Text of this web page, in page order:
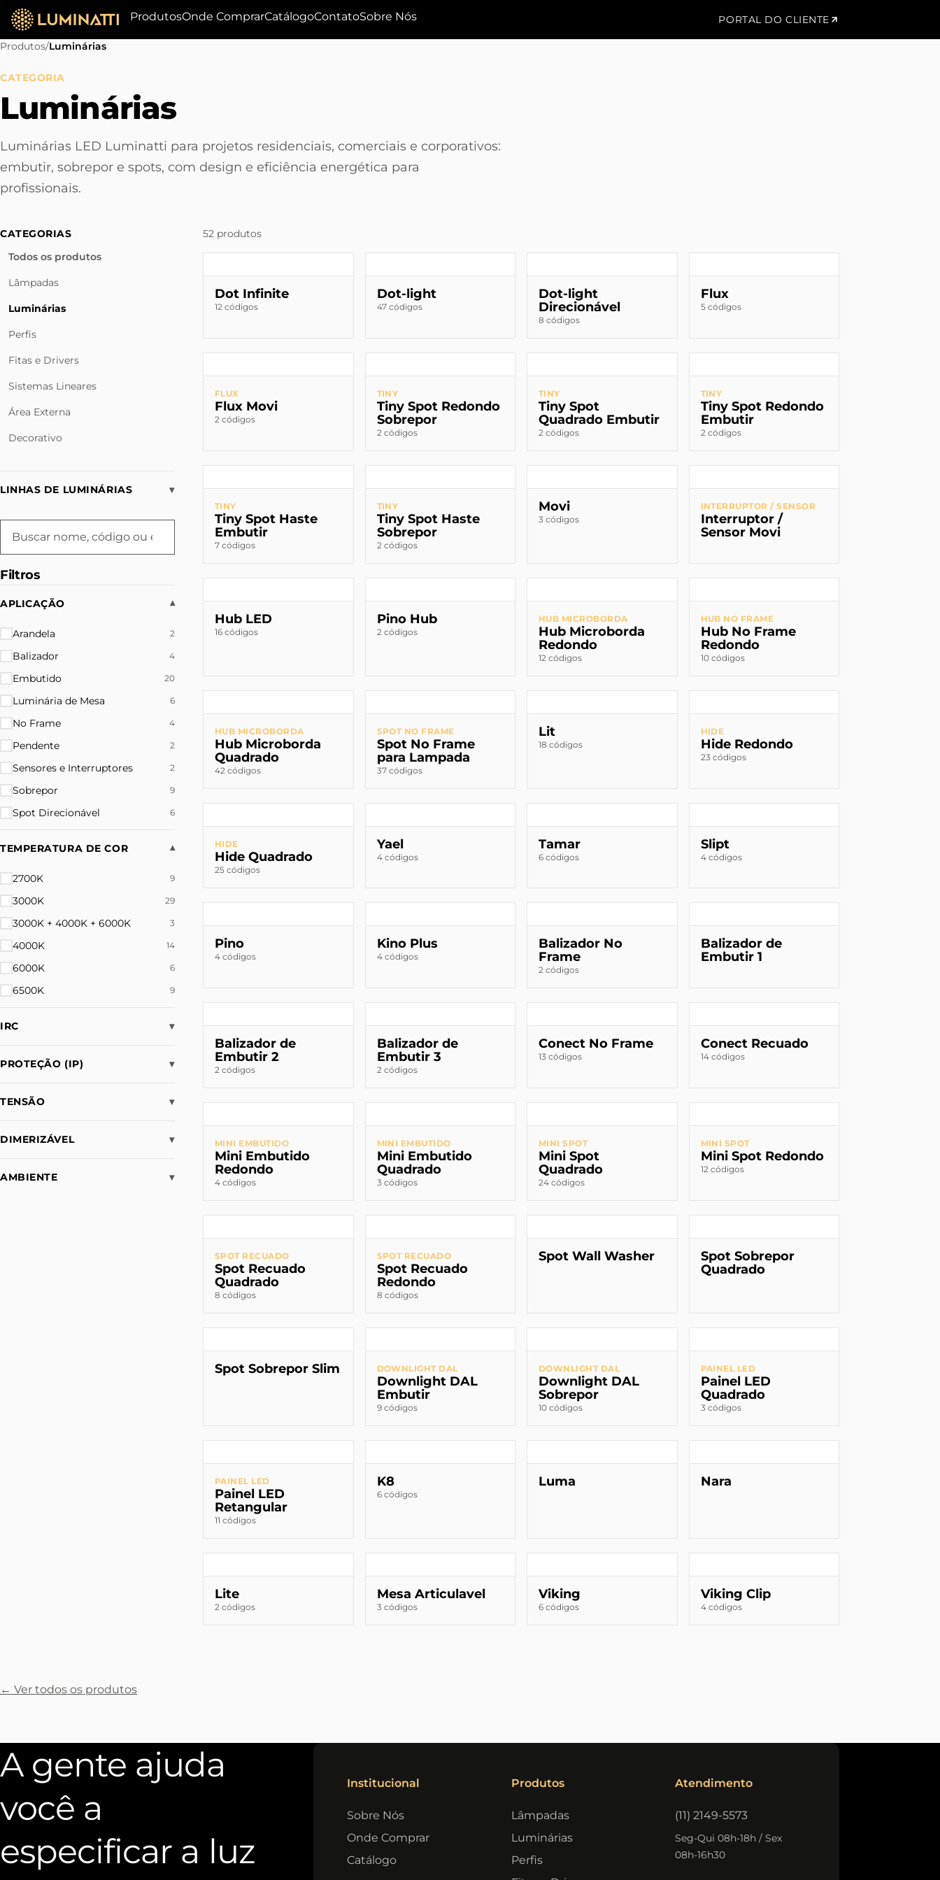
ProdutosOnde ComprarCatálogoContatoSobre Nós PORTAL DO CLIENTE
Produtos/Luminárias
CATEGORIA
Luminárias
Luminárias LED Luminatti para projetos residenciais, comerciais e corporativos:
embutir, sobrepor e spots, com design e eficiência energética para
profissionais.
CATEGORIAS
Todos os produtos
Lâmpadas
Luminárias
Perfis
Fitas e Drivers
Sistemas Lineares
Área Externa
Decorativo
LINHAS DE LUMINÁRIAS ▾
Filtros
APLICAÇÃO ▾
Arandela 2
Balizador 4
Embutido 20
Luminária de Mesa 6
No Frame 4
Pendente 2
Sensores e Interruptores 2
Sobrepor 9
Spot Direcionável 6
TEMPERATURA DE COR ▾
2700K 9
3000K 29
3000K + 4000K + 6000K 3
4000K 14
6000K 6
6500K 9
IRC ▾
PROTEÇÃO (IP) ▾
TENSÃO ▾
DIMERIZÁVEL ▾
AMBIENTE ▾
52 produtos
Dot Infinite
12 códigos
Dot-light
47 códigos
Dot-light
Direcionável
8 códigos
Flux
5 códigos
FLUX
Flux Movi
2 códigos
TINY
Tiny Spot Redondo
Sobrepor
2 códigos
TINY
Tiny Spot
Quadrado Embutir
2 códigos
TINY
Tiny Spot Redondo
Embutir
2 códigos
TINY
Tiny Spot Haste
Embutir
7 códigos
TINY
Tiny Spot Haste
Sobrepor
2 códigos
Movi
3 códigos
INTERRUPTOR / SENSOR
Interruptor /
Sensor Movi
Hub LED
16 códigos
Pino Hub
2 códigos
HUB MICROBORDA
Hub Microborda
Redondo
12 códigos
HUB NO FRAME
Hub No Frame
Redondo
10 códigos
HUB MICROBORDA
Hub Microborda
Quadrado
42 códigos
SPOT NO FRAME
Spot No Frame
para Lampada
37 códigos
Lit
18 códigos
HIDE
Hide Redondo
23 códigos
HIDE
Hide Quadrado
25 códigos
Yael
4 códigos
Tamar
6 códigos
Slipt
4 códigos
Pino
4 códigos
Kino Plus
4 códigos
Balizador No
Frame
2 códigos
Balizador de
Embutir 1
Balizador de
Embutir 2
2 códigos
Balizador de
Embutir 3
2 códigos
Conect No Frame
13 códigos
Conect Recuado
14 códigos
MINI EMBUTIDO
Mini Embutido
Redondo
4 códigos
MINI EMBUTIDO
Mini Embutido
Quadrado
3 códigos
MINI SPOT
Mini Spot
Quadrado
24 códigos
MINI SPOT
Mini Spot Redondo
12 códigos
SPOT RECUADO
Spot Recuado
Quadrado
8 códigos
SPOT RECUADO
Spot Recuado
Redondo
8 códigos
Spot Wall Washer
Spot Sobrepor
Quadrado
Spot Sobrepor Slim DOWNLIGHT DAL
Downlight DAL
Embutir
9 códigos
DOWNLIGHT DAL
Downlight DAL
Sobrepor
10 códigos
PAINEL LED
Painel LED
Quadrado
3 códigos
PAINEL LED
Painel LED
Retangular
11 códigos
K8
6 códigos
Luma Nara
Lite
2 códigos
Mesa Articulavel
3 códigos
Viking
6 códigos
Viking Clip
4 códigos
← Ver todos os produtos
A gente ajuda
você a
especificar a luz
Institucional
Sobre Nós
Onde Comprar
Catálogo
Produtos
Lâmpadas
Luminárias
Perfis
Atendimento
(11) 2149-5573
Seg-Qui 08h-18h / Sex
08h-16h30